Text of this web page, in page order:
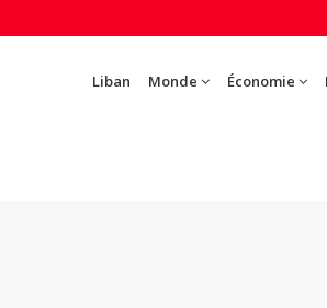
Liban Monde Économie